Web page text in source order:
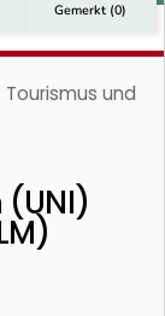
Gemerkt (0)
und